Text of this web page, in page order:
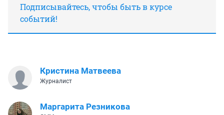
Подписывайтесь, чтобы быть в курсе
событий!
Кристина Матвеева
Журналист
Маргарита Резникова